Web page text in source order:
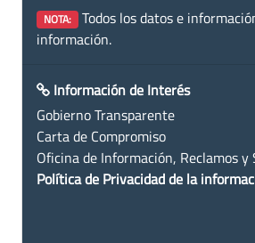
NOTA: Todos los datos e
información.
Información de Interés
Gobierno Transparente
Carta de Compromiso
Oficina de Información, Reclamos y
Política de Privacidad de la